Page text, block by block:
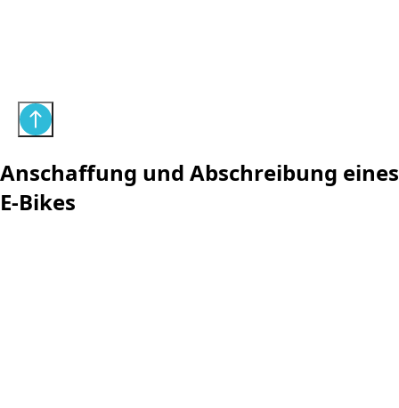
Anschaffung und Abschreibung eines
E-Bikes